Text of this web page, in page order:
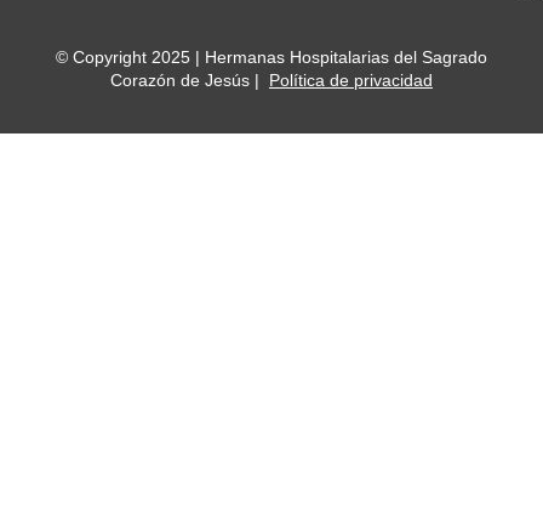
© Copyright 2025 | Hermanas Hospitalarias del Sagrado
Corazón de Jesús | Política de privacidad